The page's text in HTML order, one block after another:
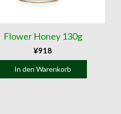
Flower Honey 130g
¥918
In den Warenkorb